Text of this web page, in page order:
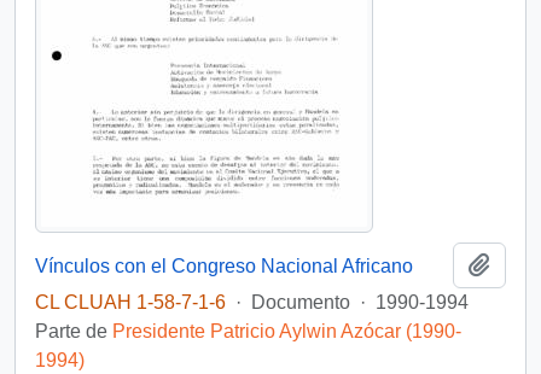
Vínculos con el Congreso Nacional Africano
CL CLUAH 1-58-7-1-6 · Documento · 1990-1994
Parte de Presidente Patricio Aylwin Azócar (1990-
1994)